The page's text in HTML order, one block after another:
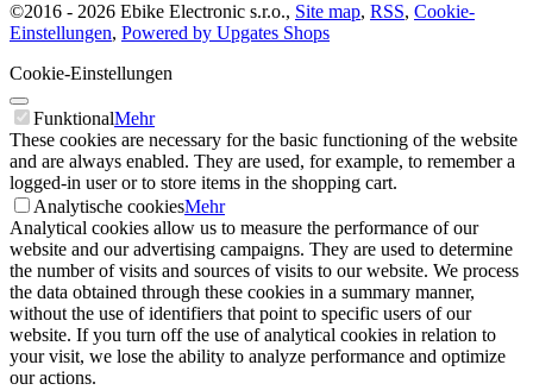
©2016 - 2026 Ebike Electronic s.r.o., Site map, RSS, Cookie-
Einstellungen, Powered by Upgates Shops
Cookie-Einstellungen
FunktionalMehr
These cookies are necessary for the basic functioning of the website
and are always enabled. They are used, for example, to remember a
logged-in user or to store items in the shopping cart.
Analytische cookiesMehr
Analytical cookies allow us to measure the performance of our
website and our advertising campaigns. They are used to determine
the number of visits and sources of visits to our website. We process
the data obtained through these cookies in a summary manner,
without the use of identifiers that point to specific users of our
website. If you turn off the use of analytical cookies in relation to
your visit, we lose the ability to analyze performance and optimize
our actions.